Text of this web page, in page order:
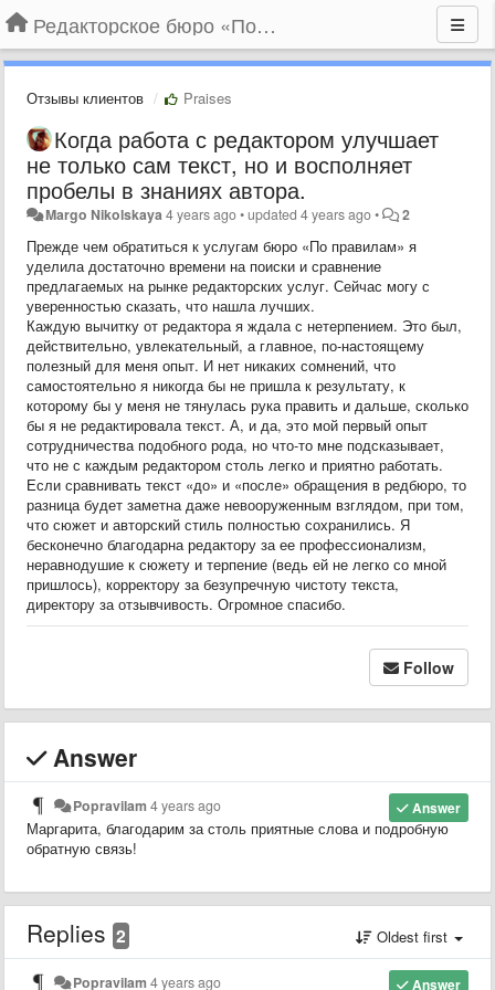
Редакторское бюро «По правилам»
Отзывы клиентов Praises
Когда работа с редактором улучшает
не только сам текст, но и восполняет
пробелы в знаниях автора.
Margo Nikolskaya4 years ago•updated4 years ago• 2
Прежде чем обратиться к услугам бюро «По правилам» я
уделила достаточно времени на поиски и сравнение
предлагаемых на рынке редакторских услуг. Сейчас могу с
уверенностью сказать, что нашла лучших.
Каждую вычитку от редактора я ждала с нетерпением. Это был,
действительно, увлекательный, а главное, по-настоящему
полезный для меня опыт. И нет никаких сомнений, что
самостоятельно я никогда бы не пришла к результату, к
которому бы у меня не тянулась рука править и дальше, сколько
бы я не редактировала текст. А, и да, это мой первый опыт
сотрудничества подобного рода, но что-то мне подсказывает,
что не с каждым редактором столь легко и приятно работать.
Если сравнивать текст «до» и «после» обращения в редбюро, то
разница будет заметна даже невооруженным взглядом, при том,
что сюжет и авторский стиль полностью сохранились. Я
бесконечно благодарна редактору за ее профессионализм,
неравнодушие к сюжету и терпение (ведь ей не легко со мной
пришлось), корректору за безупречную чистоту текста,
директору за отзывчивость. Огромное спасибо.
Follow
Answer
Answer
Popravilam 4 years ago
Маргарита, благодарим за столь приятные слова и подробную
обратную связь!
Replies 2 Oldest first
Answer
Popravilam 4 years ago